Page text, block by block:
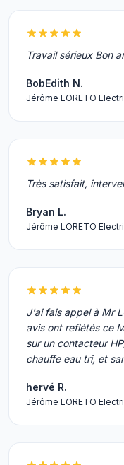
Travail sérieux Bon
BobEdith N.
Jérôme LORETO
Très satisfait,
Bryan L.
Jérôme LORETO
J'ai fais appel à Mr
avis ont reflétés ce
sur un contacteur
chauffe eau tri, et
hervé R.
Jérôme LORETO